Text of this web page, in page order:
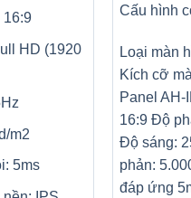
16:9
HD (1920
m2
5ms
Cấu hình
Loại màn
Kích cỡ
Panel AH-
16:9 Độ
Độ sáng:
phản:
đáp ứng